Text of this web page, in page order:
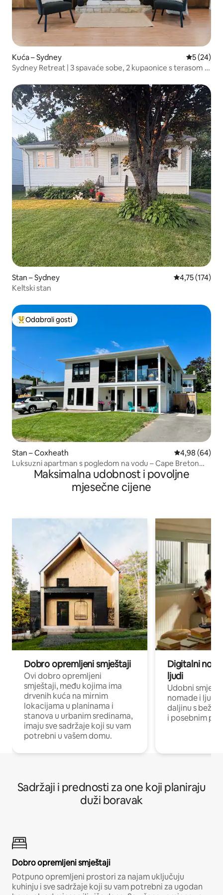
Kuća – Sydney Prosječna
5 (24)
Sydney Retreat | 3 spavaće sobe, 2 kupaonice s terasom i
Stan – Sydney Prosječna
4,75 (174)
Keltski stan
Među najviše rangiranima s oznakom „Odabrali gosti”
Odabrali gosti
Stan – Coxheath Prosječna
4,98 (64)
Luksuzni apartman s pogledom na vodu – Cape Breton
Maksimalna udobnost i povoljne
mjesečne cijene
Dobro opremljeni smještaji
Ovi dobro opremljeni
smještaji, među kojima ima
drvenih kuća na mirnim
lokacijama u planinama i
stanova u urbanim sredinama,
imaju sve sadržaje koji su vam
potrebni u vašem domu.
Digitalni
ljudi
Udobni
nomade i ljude
daljinu s
i posebnim
Sadržaji i prednosti za one koji planiraju
duži boravak
Dobro opremljeni smještaji
Potpuno opremljeni prostori za najam uključuju
kuhinju i sve sadržaje koji su vam potrebni za ugodan